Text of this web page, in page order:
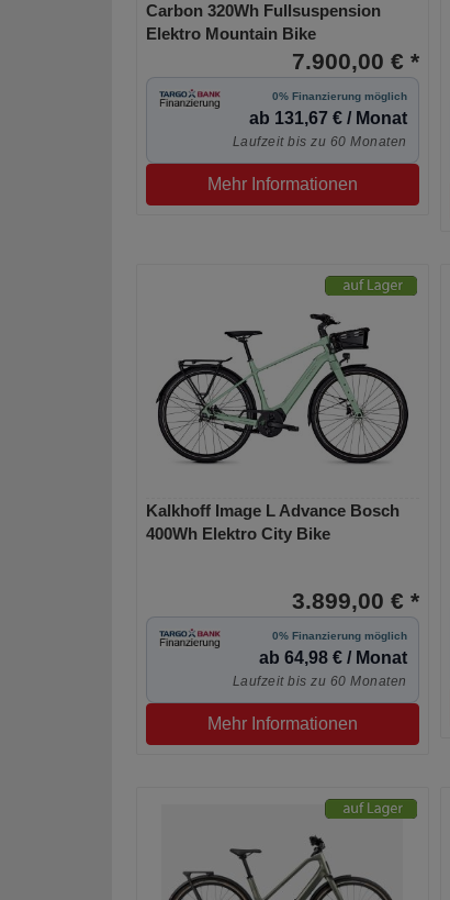
Carbon 320Wh Fullsuspension
Elektro Mountain Bike
7.900,00 € *
0% Finanzierung möglich
ab 131,67 € / Monat
Laufzeit bis zu 60 Monaten
Mehr Informationen
Kalkhoff Image L Advance Bosch
400Wh Elektro City Bike
3.899,00 € *
0% Finanzierung möglich
ab 64,98 € / Monat
Laufzeit bis zu 60 Monaten
Mehr Informationen